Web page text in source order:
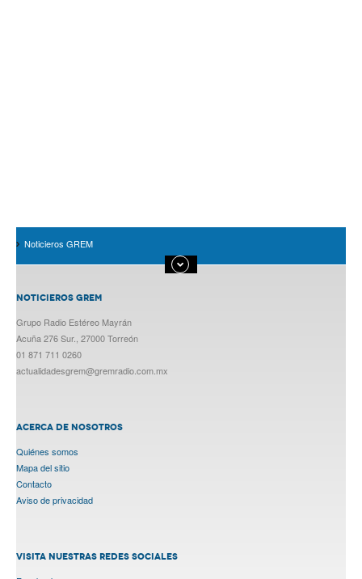
Noticieros GREM
NOTICIEROS GREM
Grupo Radio Estéreo Mayrán
Acuña 276 Sur., 27000 Torreón
01 871 711 0260
actualidadesgrem@gremradio.com.mx
ACERCA DE NOSOTROS
Quiénes somos
Mapa del sitio
Contacto
Aviso de privacidad
VISITA NUESTRAS REDES SOCIALES